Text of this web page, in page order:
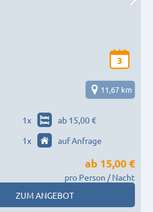
3
11,67 km
1x
ab 15,00 €
1x auf Anfrage
ab 15,00 €
pro Person / Nacht
ZUM ANGEBOT